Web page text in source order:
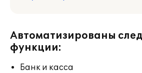
Автоматизированы
функции:
Банк и касса